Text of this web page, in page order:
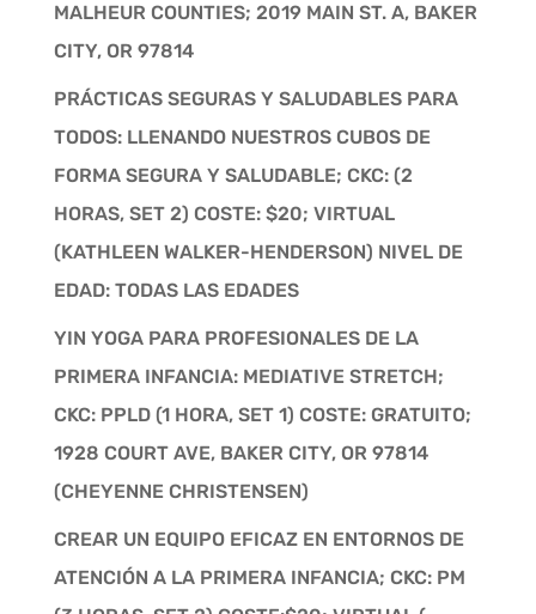
MALHEUR COUNTIES; 2019 MAIN ST. A, BAKER
CITY, OR 97814
PRÁCTICAS SEGURAS Y SALUDABLES PARA
TODOS: LLENANDO NUESTROS CUBOS DE
FORMA SEGURA Y SALUDABLE; CKC: (2
HORAS, SET 2) COSTE: $20; VIRTUAL
(KATHLEEN WALKER-HENDERSON) NIVEL DE
EDAD: TODAS LAS EDADES
YIN YOGA PARA PROFESIONALES DE LA
PRIMERA INFANCIA: MEDIATIVE STRETCH;
CKC: PPLD (1 HORA, SET 1) COSTE: GRATUITO;
1928 COURT AVE, BAKER CITY, OR 97814
(CHEYENNE CHRISTENSEN)
CREAR UN EQUIPO EFICAZ EN ENTORNOS DE
ATENCIÓN A LA PRIMERA INFANCIA; CKC: PM